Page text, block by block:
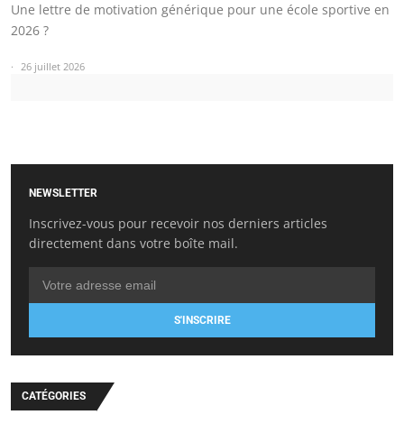
Une lettre de motivation générique pour une école sportive en
2026 ?
26 juillet 2026
NEWSLETTER
Inscrivez-vous pour recevoir nos derniers articles
directement dans votre boîte mail.
S'INSCRIRE
CATÉGORIES